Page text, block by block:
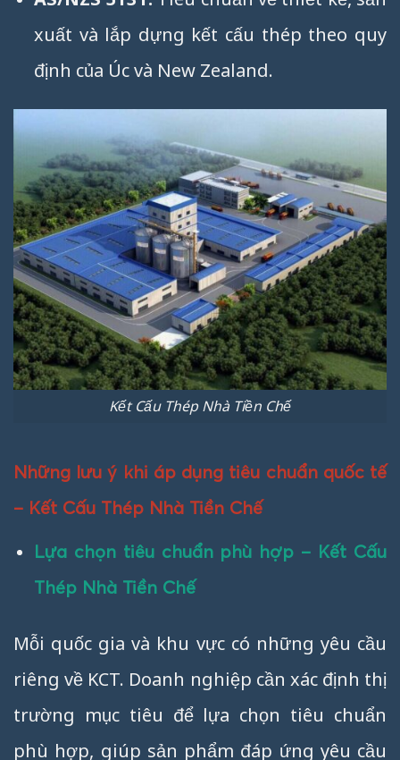
xuất và lắp dựng kết cấu thép theo quy
định của Úc và New Zealand.
Kết Cấu Thép Nhà Tiền Chế
Những lưu ý khi áp dụng tiêu chuẩn quốc tế
– Kết Cấu Thép Nhà Tiền Chế
Lựa chọn tiêu chuẩn phù hợp – Kết Cấu
Thép Nhà Tiền Chế
Mỗi quốc gia và khu vực có những yêu cầu
riêng về KCT. Doanh nghiệp cần xác định thị
trường mục tiêu để lựa chọn tiêu chuẩn
phù hợp, giúp sản phẩm đáp ứng yêu cầu